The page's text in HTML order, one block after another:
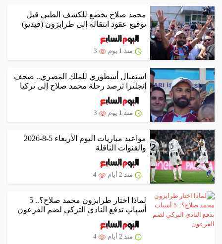
محمد صلاح يخضع للكشف الطبي قبل
توقيع عقود انتقاله إلى طرابزون (فيديو)
منذ 1 يوم
استقبال أسطوري للملك المصري.. صحف
إنجلترا ترصد رحلة محمد صلاح إلى تركيا
منذ 1 يوم
مواعيد مباريات اليوم الأربعاء 5-8-2026
والقنوات الناقلة
منذ 2 أيام
لماذا اختار طرابزون محمد صلاح؟.. 5
أسباب تدفع النادي التركي لضم الفرعون
منذ 2 أيام